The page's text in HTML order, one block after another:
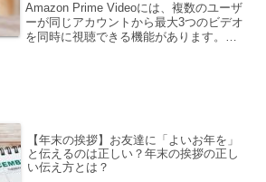
Amazon Prime Videoには、複数のユーザ
ーが同じアカウントから最大3つのビデオ
を同時に視聴できる機能があります。こ
【年末の挨拶】お友達に「よいお年を」
と伝えるのは正しい？年末の挨拶の正し
い伝え方とは？